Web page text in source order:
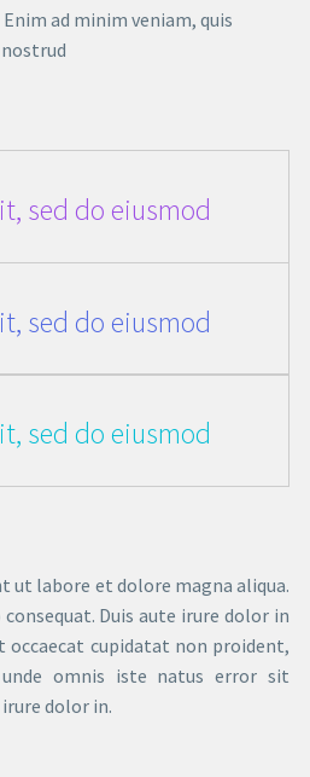
Enim ad minim veniam, quis
nostrud
sed do eiusmod
sed do eiusmod
sed do eiusmod
ut labore et dolore magna aliqua.
Duis aute irure dolor in
cupidatat non proident,
omnis iste natus error sit
dolor in.